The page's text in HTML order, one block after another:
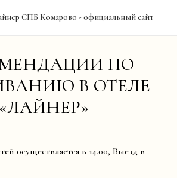
СПБ Комарово - официальный сайт
ПО
В ОТЕЛЕ
«ЛАЙНЕР»
осуществляется в 14.00, Выезд в